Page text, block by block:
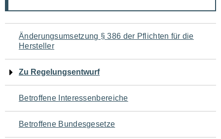
Navigation
für
den
Seiteninhalt
Änderungsumsetzung § 386 der Pflichten für die
Hersteller
Zu Regelungsentwurf
Betroffene Interessenbereiche
Betroffene Bundesgesetze